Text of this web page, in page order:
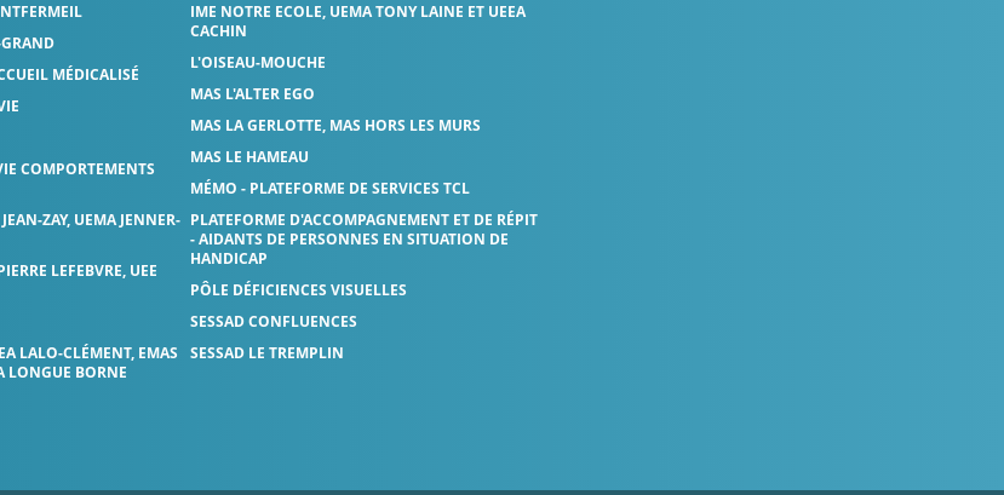
MÉDICALISÉ
COMPORTEMENTS
ZAY, UEMA JENNER-
LEFEBVRE, UEE
LALO-CLÉMENT, EMAS
LONGUE BORNE
IME NOTRE ECOLE, UEMA TONY LAINE ET UEEA
CACHIN
L'OISEAU-MOUCHE
MAS L'ALTER EGO
MAS LA GERLOTTE, MAS HORS LES MURS
MAS LE HAMEAU
MÉMO - PLATEFORME DE SERVICES TCL
PLATEFORME D'ACCOMPAGNEMENT ET DE RÉPIT
- AIDANTS DE PERSONNES EN SITUATION DE
HANDICAP
PÔLE DÉFICIENCES VISUELLES
SESSAD CONFLUENCES
SESSAD LE TREMPLIN